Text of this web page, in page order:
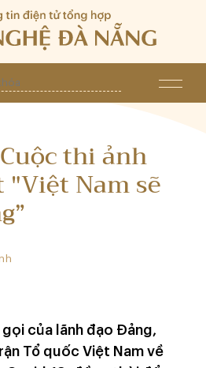
thi ảnh
Nam sẽ
của lãnh đạo Đảng,
Tổ quốc Việt Nam về